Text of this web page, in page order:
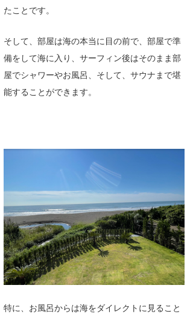
たことです。
そして、部屋は海の本当に目の前で、部屋で準
備をして海に入り、サーフィン後はそのまま部
屋でシャワーやお風呂、そして、サウナまで堪
能することができます。
特に、お風呂からは海をダイレクトに見ること
ハンマー
三輪予報士
ゴン
米山予報士
wanda
予報士 hiro.
banpaku